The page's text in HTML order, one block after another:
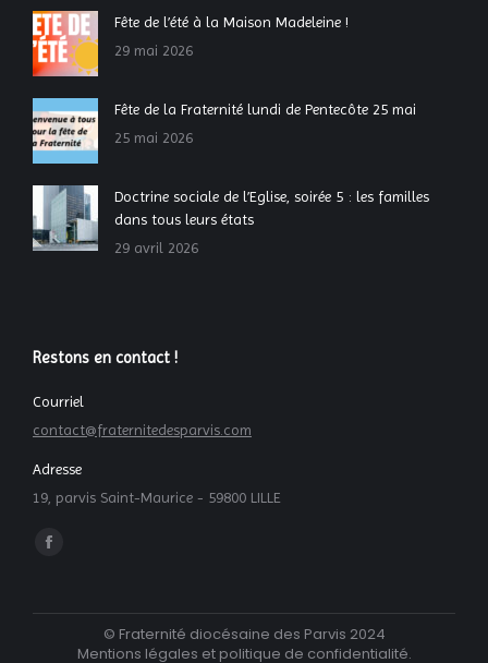
Fête de l’été à la Maison Madeleine !
29 mai 2026
Fête de la Fraternité lundi de Pentecôte 25 mai
25 mai 2026
Doctrine sociale de l’Eglise, soirée 5 : les familles
dans tous leurs états
29 avril 2026
Restons en contact !
Courriel
contact@fraternitedesparvis.com
Adresse
19, parvis Saint-Maurice - 59800 LILLE
Trouvez nous sur :
La
Facebook
© Fraternité diocésaine des Parvis 2024
Mentions légales et politique de confidentialité.